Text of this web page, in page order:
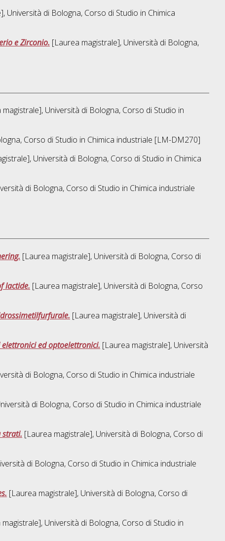
Università di Bologna, Corso di Studio in Chimica
e Zirconio. [Laurea magistrale], Università di Bologna,
Università di Bologna, Corso di Studio in
Corso di Studio in Chimica industriale [LM-DM270]
Università di Bologna, Corso di Studio in Chimica
di Bologna, Corso di Studio in Chimica industriale
[Laurea magistrale], Università di Bologna, Corso di
lactide. [Laurea magistrale], Università di Bologna, Corso
[Laurea magistrale], Università di
ed optoelettronici. [Laurea magistrale], Università
di Bologna, Corso di Studio in Chimica industriale
di Bologna, Corso di Studio in Chimica industriale
strati. [Laurea magistrale], Università di Bologna, Corso di
di Bologna, Corso di Studio in Chimica industriale
[Laurea magistrale], Università di Bologna, Corso di
Università di Bologna, Corso di Studio in